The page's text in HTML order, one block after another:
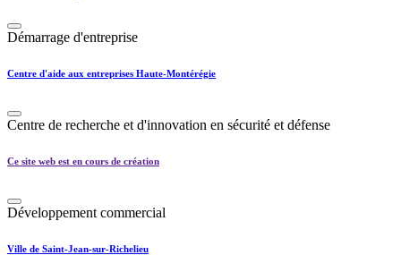
Démarrage d'entreprise
Centre d'aide aux entreprises Haute-Montérégie
Centre de recherche et d'innovation en sécurité et défense
Ce site web est en cours de création
Développement commercial
Ville de Saint-Jean-sur-Richelieu